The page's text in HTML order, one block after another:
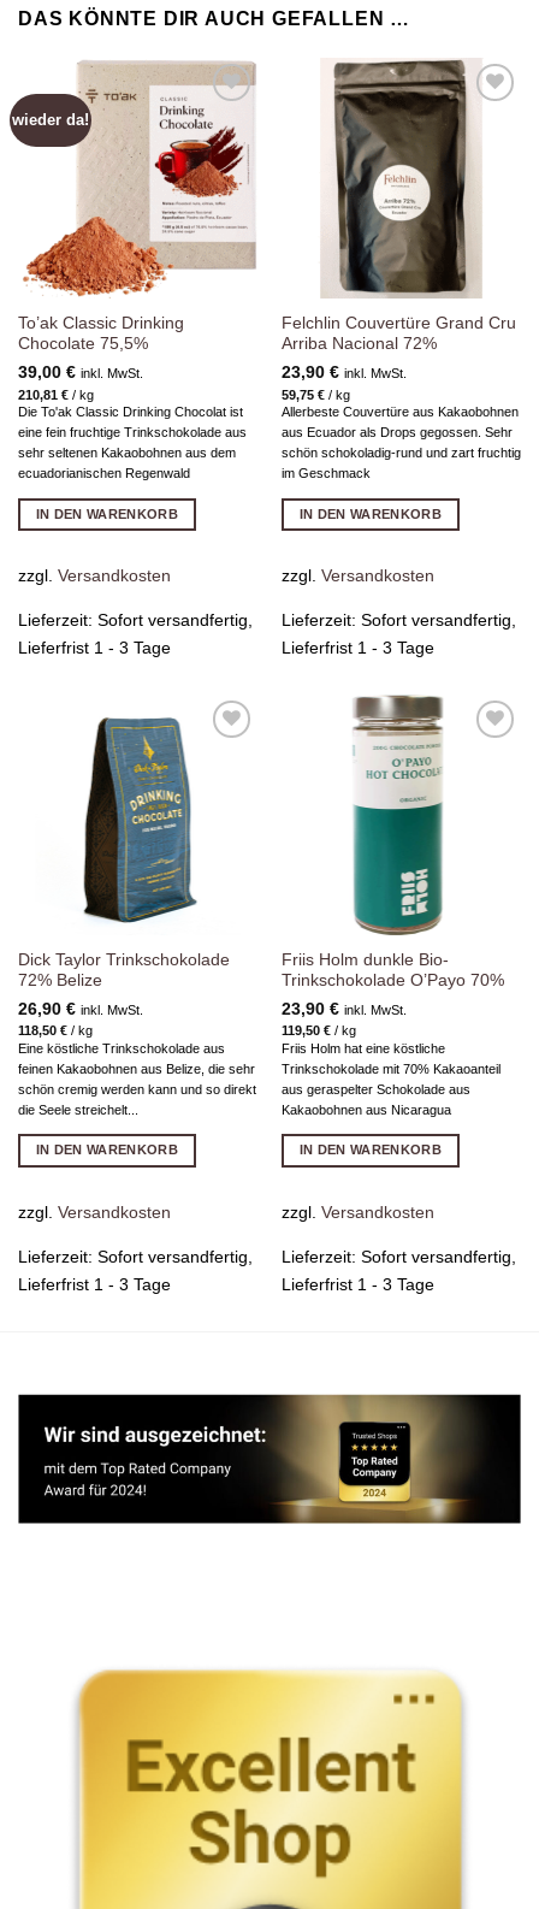
DAS KÖNNTE DIR AUCH GEFALLEN …
wieder da!
Zur
Wunschliste
hinzufügen
To’ak Classic Drinking
Chocolate 75,5%
39,00 € inkl. MwSt.
210,81 €/ kg
Die To'ak Classic Drinking Chocolat ist
eine fein fruchtige Trinkschokolade aus
sehr seltenen Kakaobohnen aus dem
ecuadorianischen Regenwald
IN DEN WARENKORB
zzgl. Versandkosten
Lieferzeit: Sofort versandfertig,
Lieferfrist 1 - 3 Tage
Wunschliste
Felchlin Couvertüre Grand Cru
Arriba Nacional 72%
23,90 € inkl. MwSt.
59,75 €/ kg
Allerbeste Couvertüre aus Kakaobohnen
aus Ecuador als Drops gegossen. Sehr
schön schokoladig-rund und zart fruchtig
im Geschmack
IN DEN WARENKORB
zzgl. Versandkosten
Lieferzeit: Sofort versandfertig,
Lieferfrist 1 - 3 Tage
Wunschliste
hinzufügen
Dick Taylor Trinkschokolade
72% Belize
26,90 € inkl. MwSt.
118,50 €/ kg
Eine köstliche Trinkschokolade aus
feinen Kakaobohnen aus Belize, die sehr
schön cremig werden kann und so direkt
die Seele streichelt...
IN DEN WARENKORB
zzgl. Versandkosten
Lieferzeit: Sofort versandfertig,
Lieferfrist 1 - 3 Tage
Wunschliste
Friis Holm dunkle Bio-
Trinkschokolade O’Payo 70%
23,90 € inkl. MwSt.
119,50 €/ kg
Friis Holm hat eine köstliche
Trinkschokolade mit 70% Kakaoanteil
aus geraspelter Schokolade aus
Kakaobohnen aus Nicaragua
IN DEN WARENKORB
zzgl. Versandkosten
Lieferzeit: Sofort versandfertig,
Lieferfrist 1 - 3 Tage